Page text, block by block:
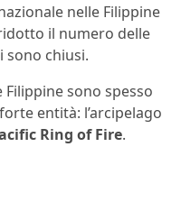
nelle Filippine
il numero delle
sono chiusi.
Filippine sono spesso
entità: l’arcipelago
Ring of Fire.